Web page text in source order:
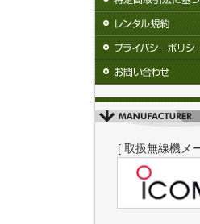
[ 取扱無線機メ